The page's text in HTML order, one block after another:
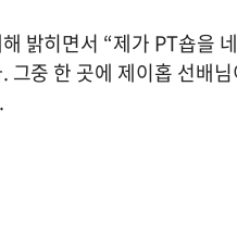
밝히면서 “제가 PT숍을
그중 한 곳에 제이홉 선배